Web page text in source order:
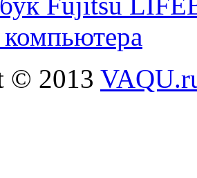
© 2013